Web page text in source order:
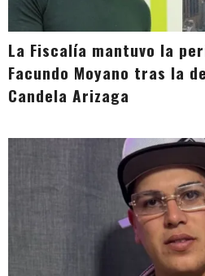
La Fiscalía mantuvo la
Facundo Moyano tras la
Candela Arizaga